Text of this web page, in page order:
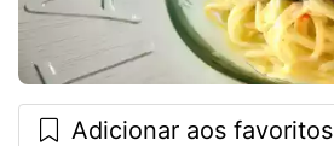
Adicionar aos favoritos